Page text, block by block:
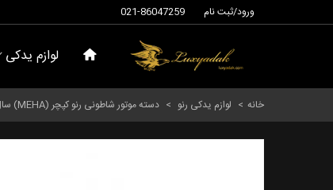
021-86047259 ورود/ثبت نام
لوازم یدکی
خانه > لوازم یدکی رنو > دسته موتور شاطونی رنو کپچر (MEHA) سال 2013 - 30304